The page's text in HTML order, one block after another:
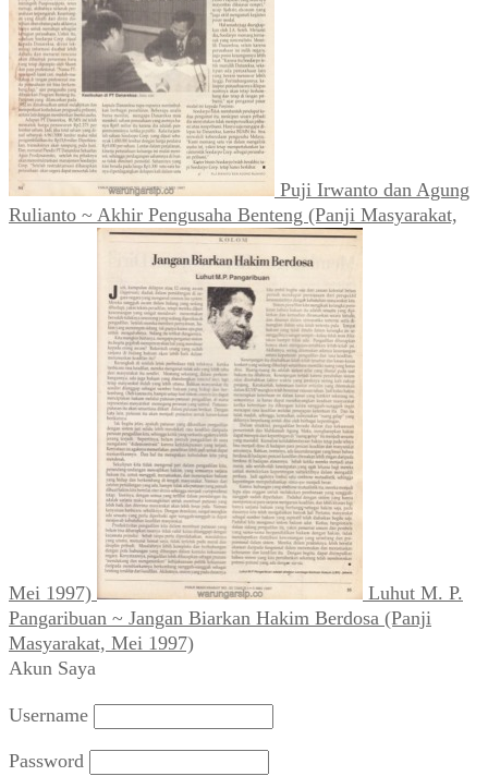
Puji Irwanto dan Agung
Rulianto ~ Akhir Pengusaha Benteng (Panji Masyarakat,
Mei 1997)
Luhut M. P.
Pangaribuan ~ Jangan Biarkan Hakim Berdosa (Panji
Masyarakat, Mei 1997)
Akun Saya
Username
Password